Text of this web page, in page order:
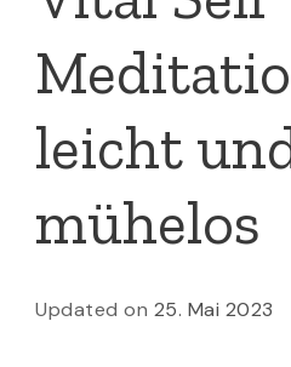
leicht
mühelos
Updated on 25. Mai 2023